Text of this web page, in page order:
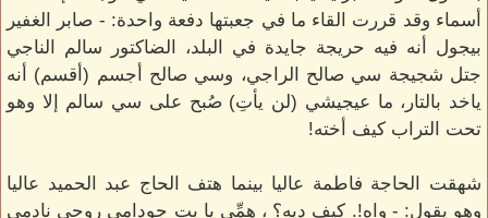
أسماء وقد قررت القاء ما في جعبتها دفعة واحدة: - صابر الغفير
بيجول أنه فيه حريجة جايدة في البلد، الضاكتور سالم الناجي
جتل شجيجة سي صالح الراجي، وسي صالح أجسم (أقسم) أنه
ياخد بالتار، ما عيجيشي (لن يأتِ) صُبح على سي سالم إلا وهو
تحت التراب كيف أخته!
شهقت الحاجة فاطمة عاليا بينما هتف الحاج عبد الحميد عاليا
وهو يقول: - واه!. كيف دِيه؟ ، همِّي يا بت جودامي روحي نادمي